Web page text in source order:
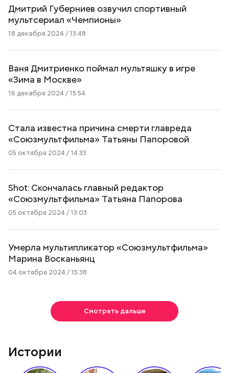
Дмитрий Губерниев озвучил спортивный
мультсериал «Чемпионы»
18 декабря 2024 / 13:48
Ваня Дмитриенко поймал мультяшку в игре
«Зима в Москве»
16 декабря 2024 / 15:54
Стала известна причина смерти главреда
«Союзмультфильма» Татьяны Папоровой
05 октября 2024 / 14:33
Shot: Скончалась главный редактор
«Союзмультфильма» Татьяна Папорова
05 октября 2024 / 13:03
Умерла мультипликатор «Союзмультфильма»
Марина Восканьянц
04 октября 2024 / 15:38
Смотреть дальше
Истории